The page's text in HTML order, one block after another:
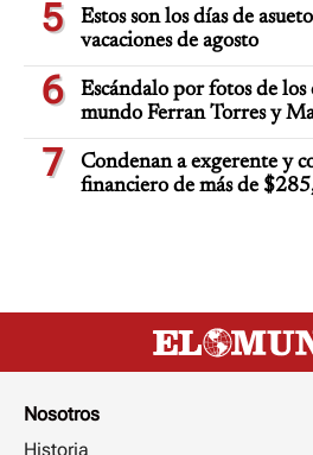
5
Estos son los días de
vacaciones de agosto
6
Escándalo por fotos de los
mundo Ferran Torres y
7
Condenan a exgerente y
financiero de más de
Nosotros
Historia